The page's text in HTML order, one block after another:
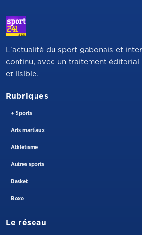
L'actualité du sport gabonais et
continu, avec un traitement éditorial
et lisible.
Rubriques
+ Sports
Arts martiaux
Athlétisme
Autres sports
Basket
Boxe
Le réseau